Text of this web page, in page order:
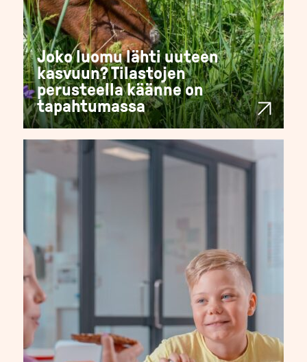
Joko luomu lähti uuteen
kasvuun? Tilastojen
perusteella käänne on
tapahtumassa